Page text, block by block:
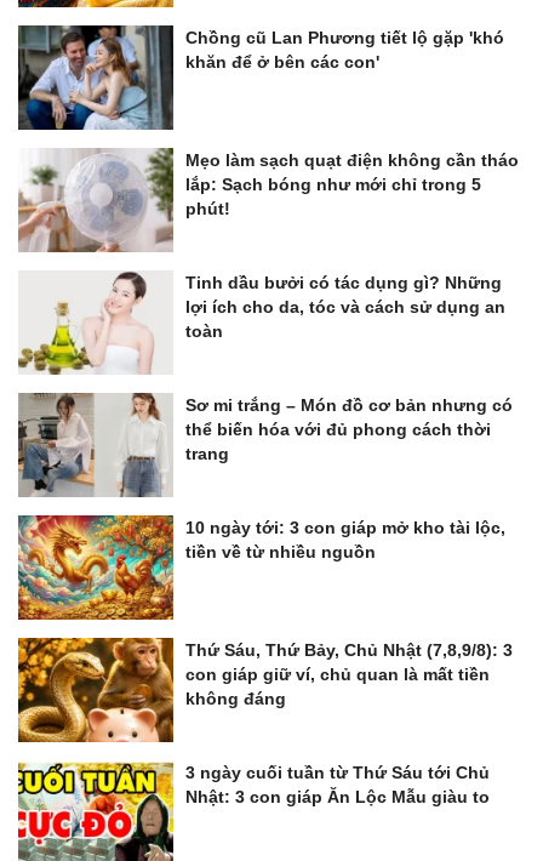
Chồng cũ Lan Phương tiết lộ gặp 'khó
khăn để ở bên các con'
Mẹo làm sạch quạt điện không cần tháo
lắp: Sạch bóng như mới chỉ trong 5
phút!
Tinh dầu bưởi có tác dụng gì? Những
lợi ích cho da, tóc và cách sử dụng an
toàn
Sơ mi trắng – Món đồ cơ bản nhưng có
thể biến hóa với đủ phong cách thời
trang
10 ngày tới: 3 con giáp mở kho tài lộc,
tiền về từ nhiều nguồn
Thứ Sáu, Thứ Bảy, Chủ Nhật (7,8,9/8): 3
con giáp giữ ví, chủ quan là mất tiền
không đáng
3 ngày cuối tuần từ Thứ Sáu tới Chủ
Nhật: 3 con giáp Ăn Lộc Mẫu giàu to